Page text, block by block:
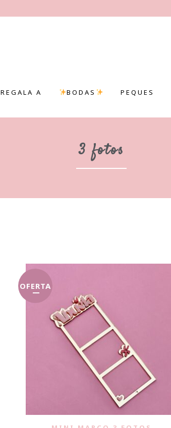
REGALA A BODAS PEQUES
3 fotos
OFERTA